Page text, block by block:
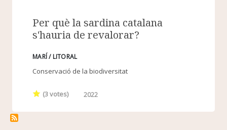
Per què la sardina catalana
s'hauria de revalorar?
MARÍ / LITORAL
Conservació de la biodiversitat
(3votes) 2022